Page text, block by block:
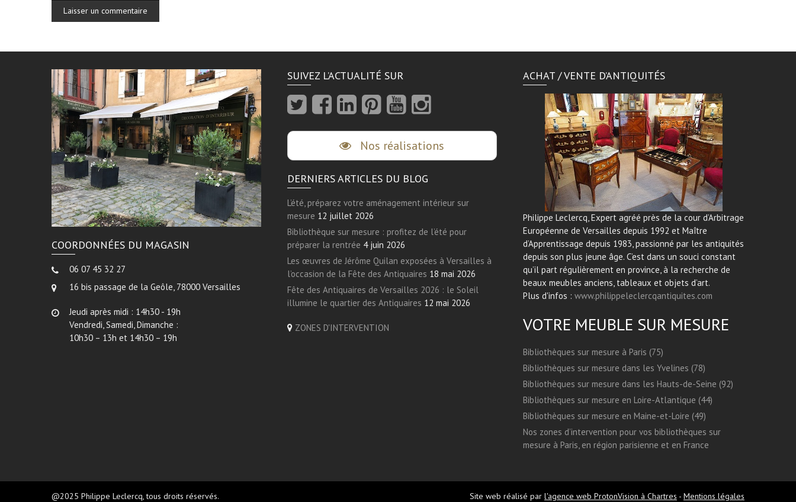
COORDONNÉES DU MAGASIN
06 07 45 32 27
16 bis passage de la Geôle, 78000 Versailles
Jeudi après midi : 14h30 - 19h
Vendredi, Samedi, Dimanche :
10h30 – 13h et 14h30 – 19h
SUIVEZ L’ACTUALITÉ SUR
Nos réalisations
DERNIERS ARTICLES DU BLOG
L’été, préparez votre aménagement intérieur sur
mesure 12 juillet 2026
Bibliothèque sur mesure : profitez de l’été pour
préparer la rentrée 4 juin 2026
Les œuvres de Jérôme Quilan exposées à Versailles à
l’occasion de la Fête des Antiquaires 18 mai 2026
Fête des Antiquaires de Versailles 2026 : le Soleil
illumine le quartier des Antiquaires 12 mai 2026
ZONES D'INTERVENTION
ACHAT / VENTE D’ANTIQUITÉS
Philippe Leclercq, Expert agréé près de la cour d’Arbitrage
Européenne de Versailles depuis 1992 et Maître
d’Apprentissage depuis 1983, passionné par les antiquités
depuis son plus jeune âge. C’est dans un souci constant
qu’il part régulièrement en province, à la recherche de
beaux meubles anciens, tableaux et objets d’art.
Plus d'infos : www.philippeleclercqantiquites.com
VOTRE MEUBLE SUR MESURE
Bibliothèques sur mesure à Paris (75)
Bibliothèques sur mesure dans les Yvelines (78)
Bibliothèques sur mesure dans les Hauts-de-Seine (92)
Bibliothèques sur mesure en Loire-Atlantique (44)
Bibliothèques sur mesure en Maine-et-Loire (49)
Nos zones d’intervention pour vos bibliothèques sur
mesure à Paris, en région parisienne et en France
@2025 Philippe Leclercq, tous droits réservés. Site web réalisé par l'agence web ProtonVision à Chartres - Mentions légales